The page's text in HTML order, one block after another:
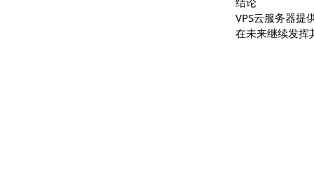
VPS云服务
随着技术的
习技术的应